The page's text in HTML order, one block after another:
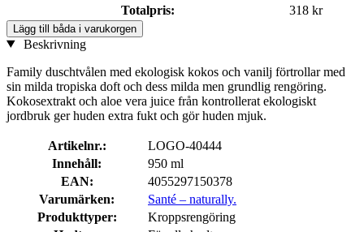
Totalpris:
318 kr
Lägg till båda i varukorgen
Beskrivning
Family duschtvålen med ekologisk kokos och vanilj förtrollar med
sin milda tropiska doft och dess milda men grundlig rengöring.
Kokosextrakt och aloe vera juice från kontrollerat ekologiskt
jordbruk ger huden extra fukt och gör huden mjuk.
Artikelnr.:
LOGO-40444
Innehåll:
950 ml
EAN:
4055297150378
Varumärken:
Santé – naturally.
Produkttyper:
Kroppsrengöring